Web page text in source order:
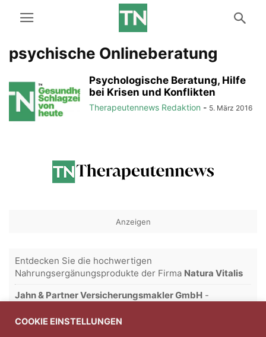
psychische Onlineberatung
Psychologische Beratung, Hilfe
bei Krisen und Konflikten
Therapeutennews Redaktion - 5. März 2016
Anzeigen
Entdecken Sie die hochwertigen
Nahrungsergänungsprodukte der Firma Natura Vitalis
Jahn & Partner Versicherungsmakler GmbH -
Professioneller Rundumschutz seit über 30 Jahren.
COOKIE EINSTELLUNGEN